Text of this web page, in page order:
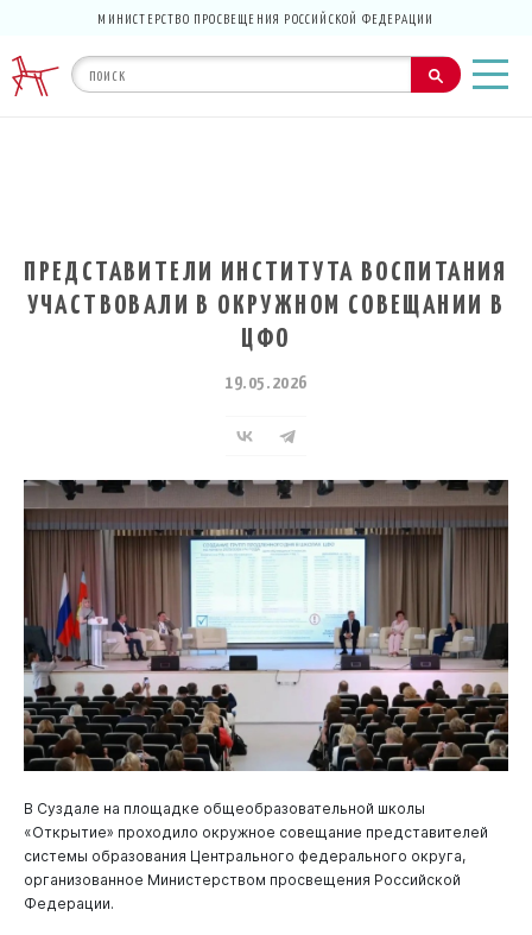
МИНИСТЕРСТВО ПРОСВЕЩЕНИЯ РОССИЙСКОЙ ФЕДЕРАЦИИ
ПРЕДСТАВИТЕЛИ ИНСТИТУТА ВОСПИТАНИЯ
УЧАСТВОВАЛИ В ОКРУЖНОМ СОВЕЩАНИИ В
ЦФО
19.05.2026
В Суздале на площадке общеобразовательной школы
«Открытие» проходило окружное совещание представителей
системы образования Центрального федерального округа,
организованное Министерством просвещения Российской
Федерации.